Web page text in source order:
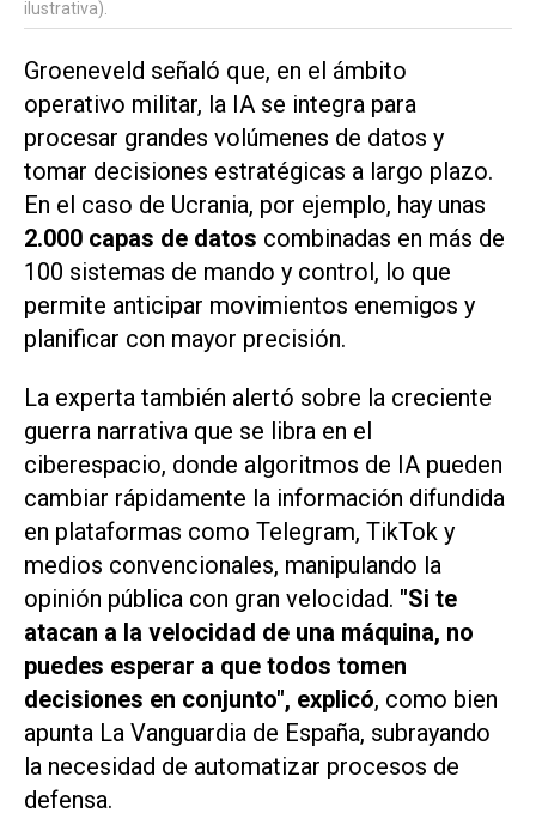
ilustrativa).
Groeneveld señaló que, en el ámbito
operativo militar, la IA se integra para
procesar grandes volúmenes de datos y
tomar decisiones estratégicas a largo plazo.
En el caso de Ucrania, por ejemplo, hay unas
2.000 capas de datos combinadas en más de
100 sistemas de mando y control, lo que
permite anticipar movimientos enemigos y
planificar con mayor precisión.
La experta también alertó sobre la creciente
guerra narrativa que se libra en el
ciberespacio, donde algoritmos de IA pueden
cambiar rápidamente la información difundida
en plataformas como Telegram, TikTok y
medios convencionales, manipulando la
opinión pública con gran velocidad. "Si te
atacan a la velocidad de una máquina, no
puedes esperar a que todos tomen
decisiones en conjunto", explicó, como bien
apunta La Vanguardia de España, subrayando
la necesidad de automatizar procesos de
defensa.